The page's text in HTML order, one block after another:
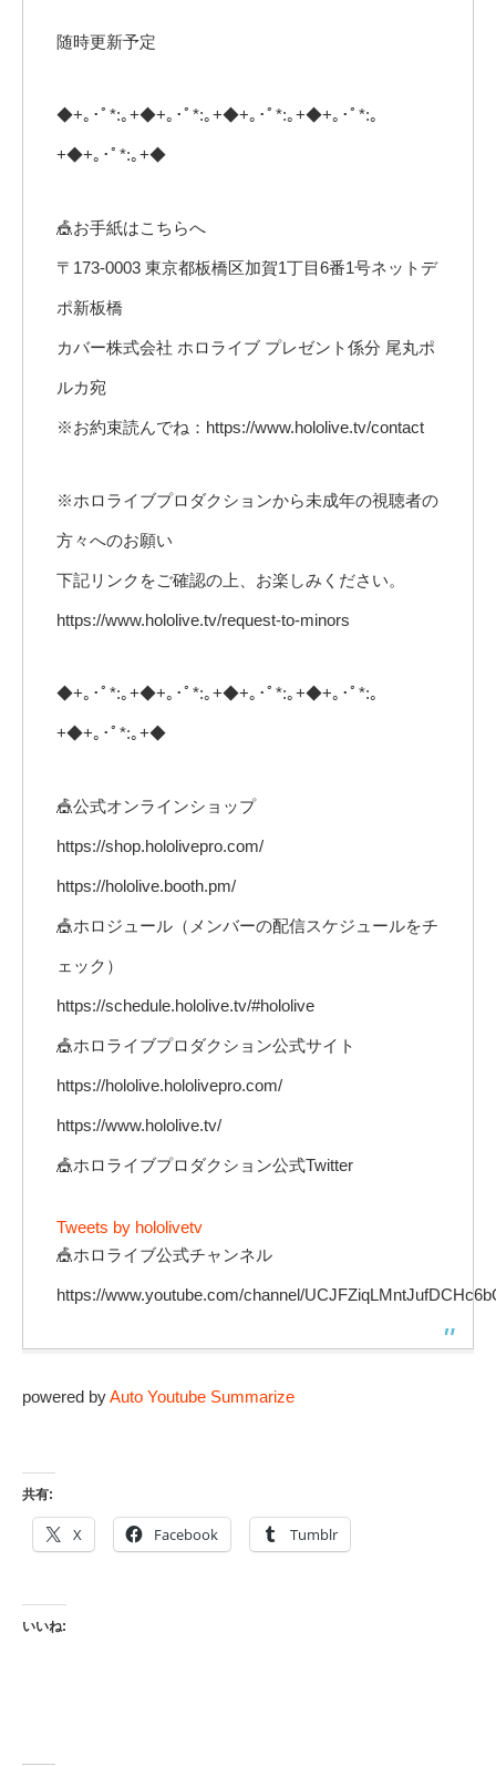
随時更新予定
◆+｡･ﾟ*:｡+◆+｡･ﾟ*:｡+◆+｡･ﾟ*:｡+◆+｡･ﾟ*:｡
+◆+｡･ﾟ*:｡+◆
🎪お手紙はこちらへ
〒173-0003 東京都板橋区加賀1丁目6番1号ネットデ
ポ新板橋
カバー株式会社 ホロライブ プレゼント係分 尾丸ポ
ルカ宛
※お約束読んでね：https://www.hololive.tv/contact
※ホロライブプロダクションから未成年の視聴者の
方々へのお願い
下記リンクをご確認の上、お楽しみください。
https://www.hololive.tv/request-to-minors
◆+｡･ﾟ*:｡+◆+｡･ﾟ*:｡+◆+｡･ﾟ*:｡+◆+｡･ﾟ*:｡
+◆+｡･ﾟ*:｡+◆
🎪公式オンラインショップ
https://shop.hololivepro.com/
https://hololive.booth.pm/
🎪ホロジュール（メンバーの配信スケジュールをチ
ェック）
https://schedule.hololive.tv/#hololive
🎪ホロライブプロダクション公式サイト
https://hololive.hololivepro.com/
https://www.hololive.tv/
🎪ホロライブプロダクション公式Twitter
Tweets by hololivetv
🎪ホロライブ公式チャンネル
https://www.youtube.com/channel/
powered byAuto Youtube Summarize
共有:
X Facebook Tumblr
いいね: